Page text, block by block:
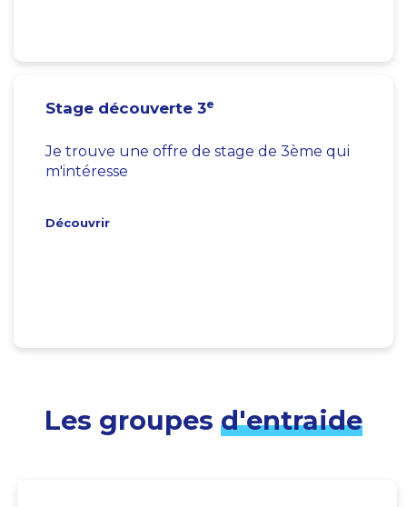
Stage découverte 3e
Je trouve une offre de stage de 3ème qui
m'intéresse
Découvrir
Les groupes d'entraide